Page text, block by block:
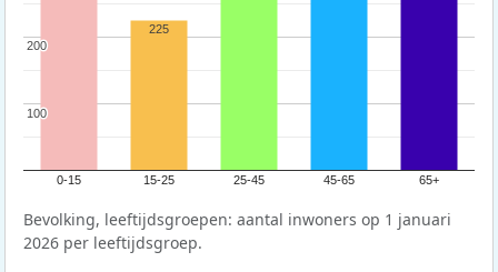
0-15 15-25 25-45 45-65 65+
100
100
200
200
225
Bevolking, leeftijdsgroepen: aantal inwoners op 1 januari
2026 per leeftijdsgroep.